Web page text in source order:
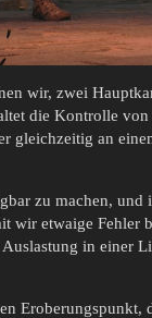
wir, zwei
die Kontrolle
gleichzeitig an
zu machen, und
wir etwaige Fehler
in einer
Eroberungspunkt,